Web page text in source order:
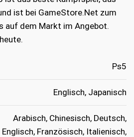
ist bei GameStore.Net zum
auf dem Markt im Angebot.
Ps5
Englisch, Japanisch
Arabisch, Chinesisch, Deutsch,
Englisch, Französisch, Italienisch,